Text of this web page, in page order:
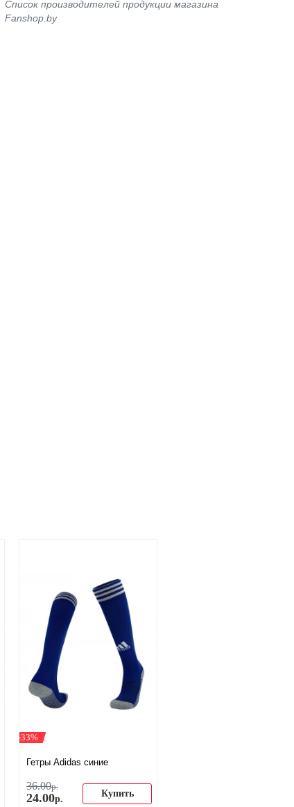
Список производителей продукции магазина
Fanshop.by
-33%
Гетры Adidas синие
36.00р.
24.00р. Купить